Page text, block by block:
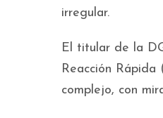
irregular.
El titular de la
Reacción
complejo, con